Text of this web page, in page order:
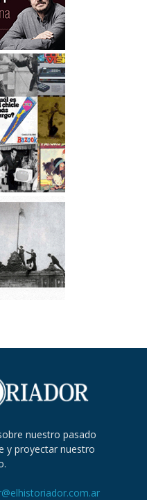
nuestro pasado
y proyectar nuestro